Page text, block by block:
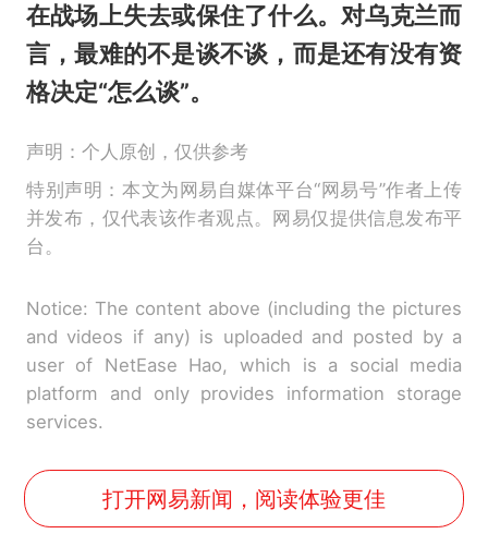
在战场上失去或保住了什么。对乌克兰而
言，最难的不是谈不谈，而是还有没有资
格决定“怎么谈”。
声明：个人原创，仅供参考
特别声明：本文为网易自媒体平台“网易号”作者上传
并发布，仅代表该作者观点。网易仅提供信息发布平
台。
Notice: The content above (including the pictures
and videos if any) is uploaded and posted by a
user of NetEase Hao, which is a social media
platform and only provides information storage
services.
打开网易新闻，阅读体验更佳